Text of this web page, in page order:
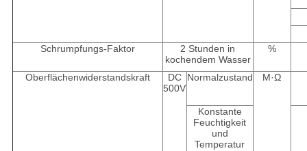
Schrumpfungs-Faktor
2 Stunden in
kochendem Wasser
%
Oberflächenwiderstandskraft
DC
500V
Normalzustand M·Ω
Konstante
Feuchtigkeit
und
Temperatur